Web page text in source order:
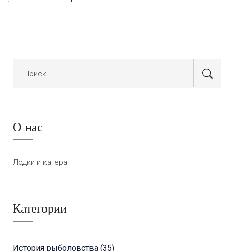
О нас
Лодки и катера
Категории
История рыболовства (35)